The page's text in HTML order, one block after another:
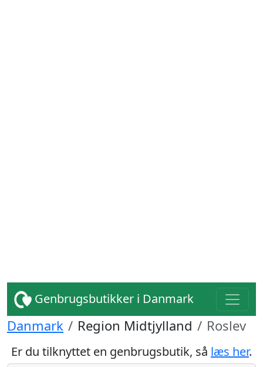
Genbrugsbutikker i Danmark
Danmark Region Midtjylland Roslev
Er du tilknyttet en genbrugsbutik, så læs her.